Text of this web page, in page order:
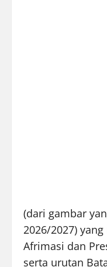
(dari gambar
2026/2027)
Afrimasi dan
serta urutan